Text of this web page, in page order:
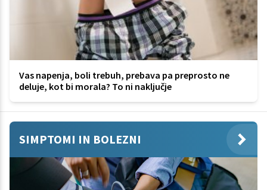
Vas napenja, boli trebuh, prebava pa preprosto ne
deluje, kot bi morala? To ni naključje
SIMPTOMI IN BOLEZNI